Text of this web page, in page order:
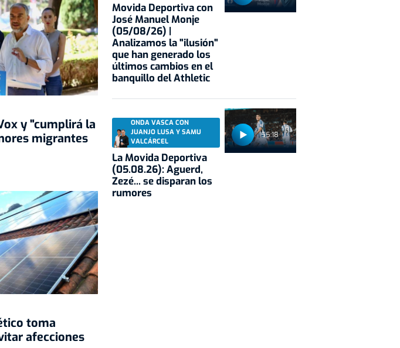
y "cumplirá la
migrantes
toma
afecciones
Movida Deportiva con
José Manuel Monje
(05/08/26) |
Analizamos la "ilusión"
que han generado los
últimos cambios en el
banquillo del Athletic
55:18
ONDA VASCA CON
JUANJO LUSA Y SAMU
VALCÁRCEL
La Movida Deportiva
(05.08.26): Aguerd,
Zezé... se disparan los
rumores